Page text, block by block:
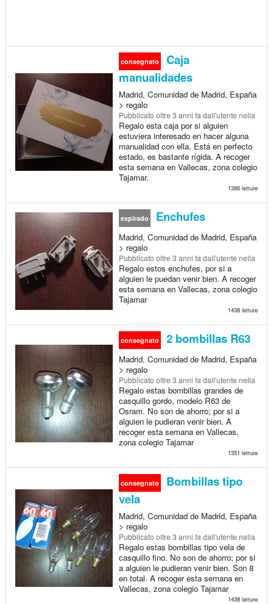
consegnato
Caja
manualidades
Madrid, Comunidad de Madrid, España
> regalo
Pubblicato oltre 3 anni fa dall'utente nella
Regalo esta caja por si alguien
estuviera interesado en hacer alguna
manualidad con ella. Está en perfecto
estado, es bastante rígida. A recoger
esta semana en Vallecas, zona colegio
Tajamar.
1386 letture
expirado Enchufes
Madrid, Comunidad de Madrid, España
> regalo
Pubblicato oltre 3 anni fa dall'utente nella
Regalo estos enchufes, por si a
alguien le puedan venir bien. A recoger
esta semana en Vallecas, zona colegio
Tajamar
1438 letture
consegnato 2 bombillas R63
Madrid, Comunidad de Madrid, España
> regalo
Pubblicato oltre 3 anni fa dall'utente nella
Regalo estas bombillas grandes de
casquillo gordo, modelo R63 de
Osram. No son de ahorro; por si a
alguien le pudieran venir bien. A
recoger esta semana en Vallecas,
zona colegio Tajamar
1351 letture
consegnato
Bombillas tipo
vela
Madrid, Comunidad de Madrid, España
> regalo
Pubblicato oltre 3 anni fa dall'utente nella
Regalo estas bombillas tipo vela de
casquillo fino. No son de ahorro; por si
a alguien le pudieran venir bien. Son 8
en total. A recoger esta semana en
Vallecas, zona colegio Tajamar
1438 letture